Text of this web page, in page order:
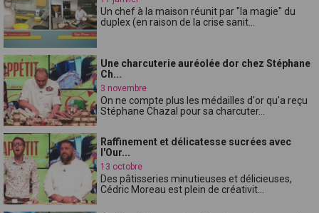
Un chef à la maison réunit par "la magie" du
duplex (en raison de la crise sanit...
Une charcuterie auréolée dor chez Stéphane
Ch...
3 novembre
On ne compte plus les médailles d'or qu'a reçu
Stéphane Chazal pour sa charcuter...
Raffinement et délicatesse sucrées avec
l'Our...
13 octobre
Des pâtisseries minutieuses et délicieuses,
Cédric Moreau est plein de créativit...